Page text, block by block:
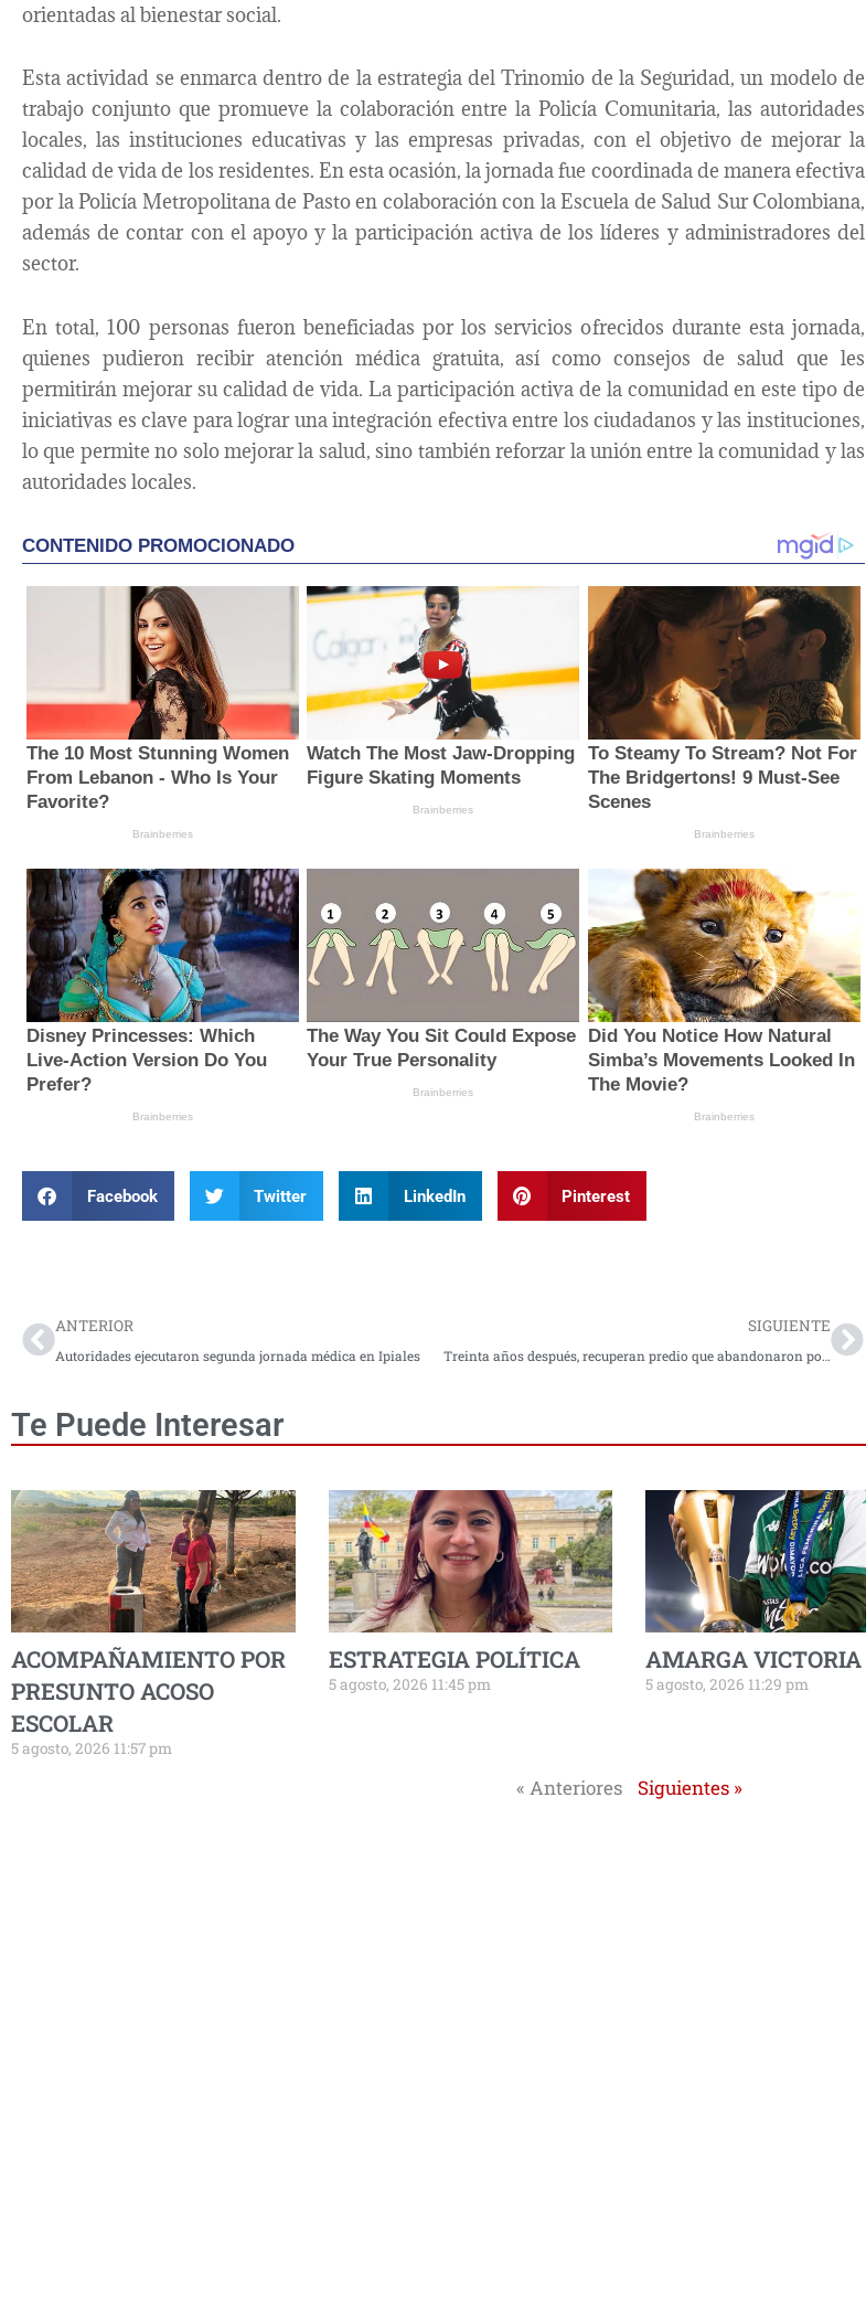
orientadas al bienestar social.
Esta actividad se enmarca dentro de la estrategia del Trinomio de la Seguridad, un modelo de
trabajo conjunto que promueve la colaboración entre la Policía Comunitaria, las autoridades
locales, las instituciones educativas y las empresas privadas, con el objetivo de mejorar la
calidad de vida de los residentes. En esta ocasión, la jornada fue coordinada de manera efectiva
por la Policía Metropolitana de Pasto en colaboración con la Escuela de Salud Sur Colombiana,
además de contar con el apoyo y la participación activa de los líderes y administradores del
sector.
En total, 100 personas fueron beneficiadas por los servicios ofrecidos durante esta jornada,
quienes pudieron recibir atención médica gratuita, así como consejos de salud que les
permitirán mejorar su calidad de vida. La participación activa de la comunidad en este tipo de
iniciativas es clave para lograr una integración efectiva entre los ciudadanos y las instituciones,
lo que permite no solo mejorar la salud, sino también reforzar la unión entre la comunidad y las
autoridades locales.
Facebook Twitter LinkedIn Pinterest
ANTERIOR
Autoridades ejecutaron segunda jornada médica en Ipiales
SIGUIENTE
Treinta años después, recuperan predio que abandonaron por temor a las Farc
Te Puede Interesar
ACOMPAÑAMIENTO POR
PRESUNTO ACOSO
ESCOLAR
5 agosto, 2026 11:57 pm
ESTRATEGIA POLÍTICA
5 agosto, 2026 11:45 pm
AMARGA VICTORIA
5 agosto, 2026 11:29 pm
« Anteriores Siguientes »